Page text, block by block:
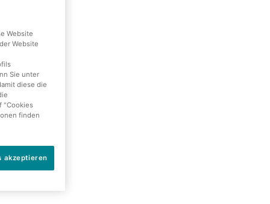
Website
Website
Sie unter
diese die
"Cookies
finden
akzeptieren